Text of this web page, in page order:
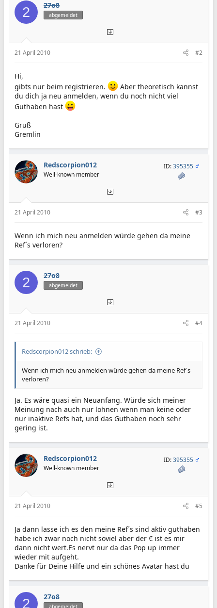
2 27o8
abgemeldet
21 April 2010 #2
Hi,
gibts nur beim registrieren.
Aber theoretisch kannst
du dich ja neu anmelden, wenn du noch nicht viel
Guthaben hast
Gruß
Gremlin
Redscorpion012
Well-known member
ID:395355
21 April 2010 #3
Wenn ich mich neu anmelden würde gehen da meine
Ref´s verloren?
2 27o8
abgemeldet
21 April 2010 #4
Redscorpion012 schrieb:
Wenn ich mich neu anmelden würde gehen da meine Ref´s
verloren?
Ja. Es wäre quasi ein Neuanfang. Würde sich meiner
Meinung nach auch nur lohnen wenn man keine oder
nur inaktive Refs hat, und das Guthaben noch sehr
gering ist.
Redscorpion012
Well-known member
ID:395355
21 April 2010 #5
Ja dann lasse ich es den meine Ref´s sind aktiv guthaben
habe ich zwar noch nicht soviel aber der € ist es mir
dann nicht wert.Es nervt nur da das Pop up immer
wieder mit aufgeht.
Danke für Deine Hilfe und ein schönes Avatar hast du
2 27o8
abgemeldet